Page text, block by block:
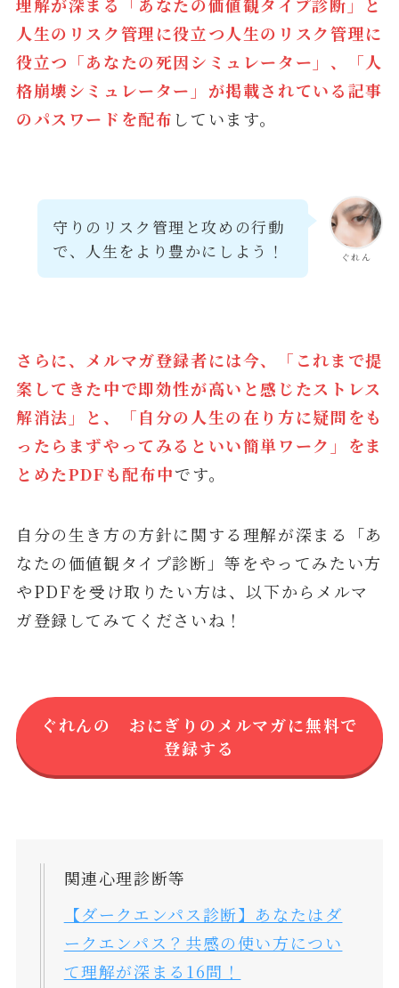
人生のリスク管理に役立つ人生のリスク管理に
役立つ「あなたの死因シミュレーター」 、「人
格崩壊シミュレーター 」が掲載されている記事
のパスワードを配布 しています。
ぐれん
守りのリスク管理と攻めの行動
で、人生をより豊かにしよう！
さらに、メルマガ登録者には今、「これまで提
案してきた中で即効性が高いと感じたストレス
解消法」と、「自分の人生の在り方に疑問をも
ったらまずやってみるといい簡単ワーク」をま
とめたPDFも配布中です。
自分の生き方の方針に関する理解が深まる「あ
なたの価値観タイプ診断」等をやってみたい方
やPDFを受け取りたい方は、以下からメルマ
ガ登録してみてくださいね！
ぐれんの おにぎりのメルマガに無料で
登録する
関連心理診断等
【ダークエンパス診断】あなたはダ
ークエンパス？共感の使い方につい
て理解が深まる16問！